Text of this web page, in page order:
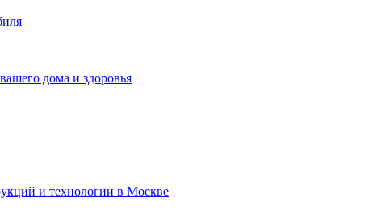
дома и здоровья
и технологии в Москве